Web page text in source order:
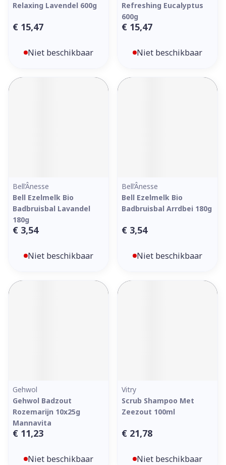
Relaxing Lavendel 600g
€ 15,47
Niet beschikbaar
Refreshing Eucalyptus
600g
€ 15,47
Niet beschikbaar
Bell’Ânesse
Bell Ezelmelk Bio
Badbruisbal Lavandel
180g
€ 3,54
Niet beschikbaar
Bell’Ânesse
Bell Ezelmelk Bio
Badbruisbal Arrdbei 180g
€ 3,54
Niet beschikbaar
Gehwol
Gehwol Badzout
Rozemarijn 10x25g
Mannavita
€ 11,23
Niet beschikbaar
Vitry
Scrub Shampoo Met
Zeezout 100ml
€ 21,78
Niet beschikbaar